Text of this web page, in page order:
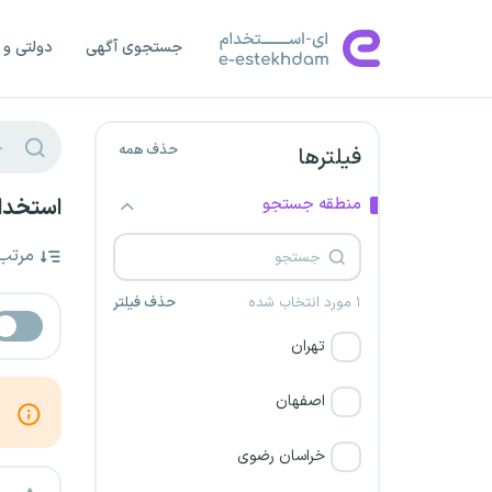
جستجوی آگهی دولتی
فیلترها حذف همه
منطقه جستجو
۱ مورد انتخاب شده حذف فیلتر
تهران
اصفهان
خراسان رضوی